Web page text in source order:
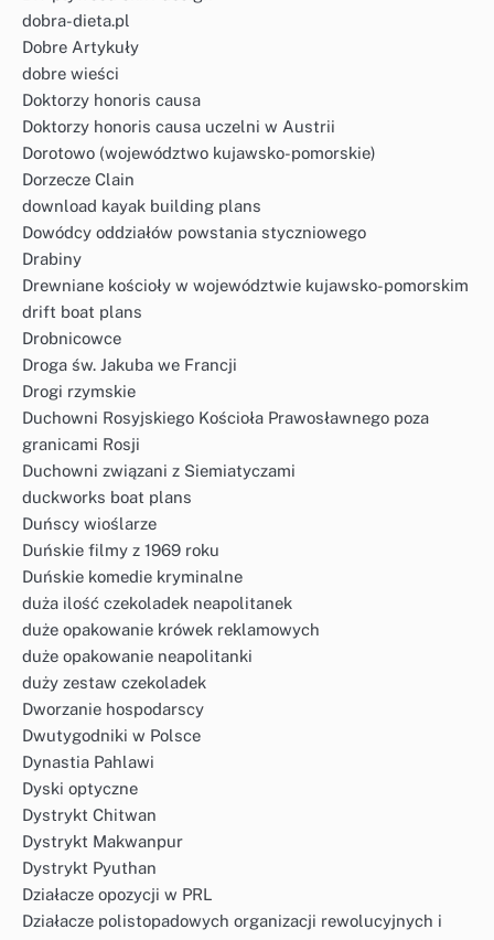
dobra-dieta.pl
Dobre Artykuły
dobre wieści
Doktorzy honoris causa
Doktorzy honoris causa uczelni w Austrii
Dorotowo (województwo kujawsko-pomorskie)
Dorzecze Clain
download kayak building plans
Dowódcy oddziałów powstania styczniowego
Drabiny
Drewniane kościoły w województwie kujawsko-pomorskim
drift boat plans
Drobnicowce
Droga św. Jakuba we Francji
Drogi rzymskie
Duchowni Rosyjskiego Kościoła Prawosławnego poza
granicami Rosji
Duchowni związani z Siemiatyczami
duckworks boat plans
Duńscy wioślarze
Duńskie filmy z 1969 roku
Duńskie komedie kryminalne
duża ilość czekoladek neapolitanek
duże opakowanie krówek reklamowych
duże opakowanie neapolitanki
duży zestaw czekoladek
Dworzanie hospodarscy
Dwutygodniki w Polsce
Dynastia Pahlawi
Dyski optyczne
Dystrykt Chitwan
Dystrykt Makwanpur
Dystrykt Pyuthan
Działacze opozycji w PRL
Działacze polistopadowych organizacji rewolucyjnych i